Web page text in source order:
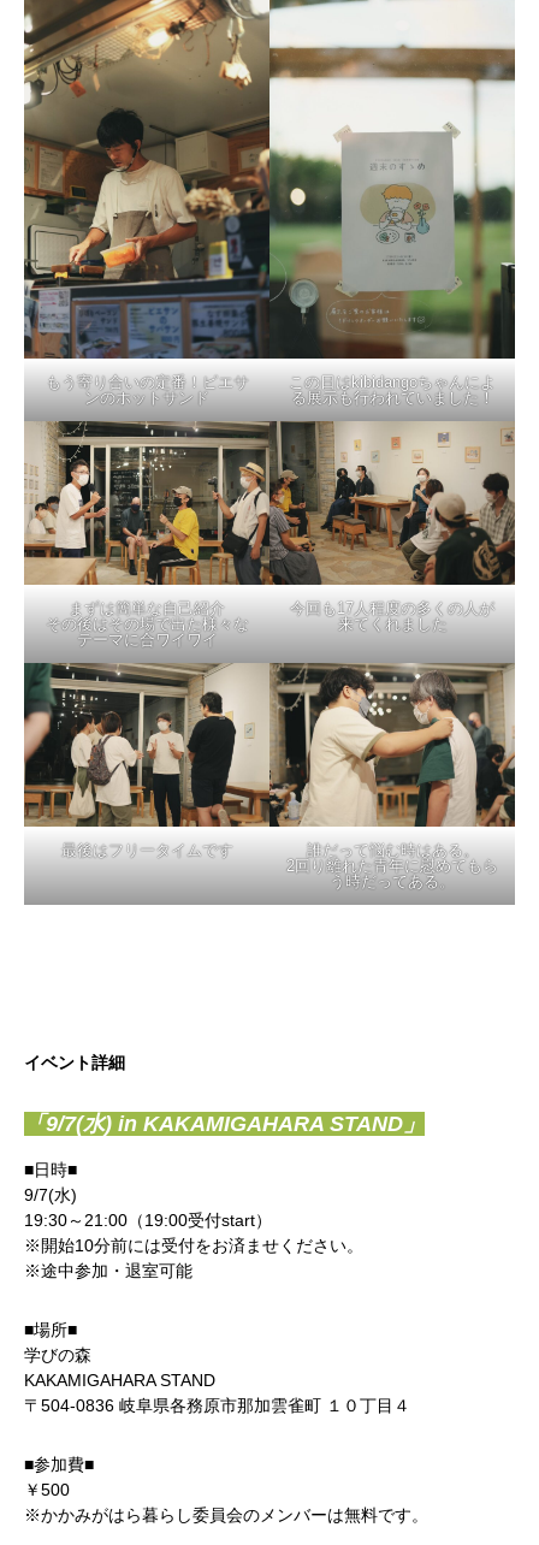
もう寄り合いの定番！ピエサ
ンのホットサンド
この日はkibidangoちゃんによ
る展示も行われていました！
まずは簡単な自己紹介
その後はその場で出た様々な
テーマに合ワイワイ
今回も17人程度の多くの人が
来てくれました
最後はフリータイムです
誰だって悩む時はある。
2回り離れた青年に慰めてもら
う時だってある。
イベント詳細
「9/7(水) in KAKAMIGAHARA STAND」
■日時■
9/7(水)
19:30～21:00（19:00受付start）
※開始10分前には受付をお済ませください。
※途中参加・退室可能
■場所■
学びの森
KAKAMIGAHARA STAND
〒504-0836 岐阜県各務原市那加雲雀町 １０丁目４
■参加費■
￥500
※かかみがはら暮らし委員会のメンバーは無料です。